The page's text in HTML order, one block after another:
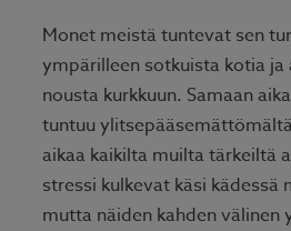
Monet meistä tuntevat sen
ympärilleen sotkuista kotia ja
nousta kurkkuun. Samaan
tuntuu
aikaa kaikilta muilta tärkeiltä
stressi kulkevat käsi kädessä
mutta näiden kahden välinen